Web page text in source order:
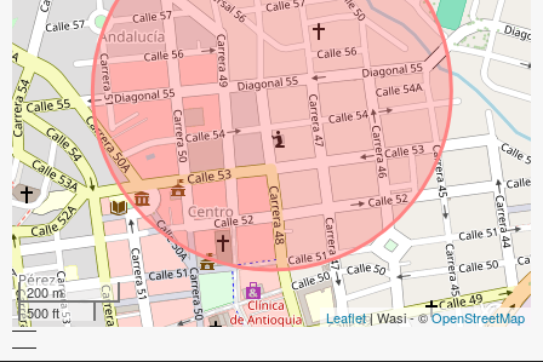
200 m
500 ft
Leaflet| Wasi - ©OpenStreetMap